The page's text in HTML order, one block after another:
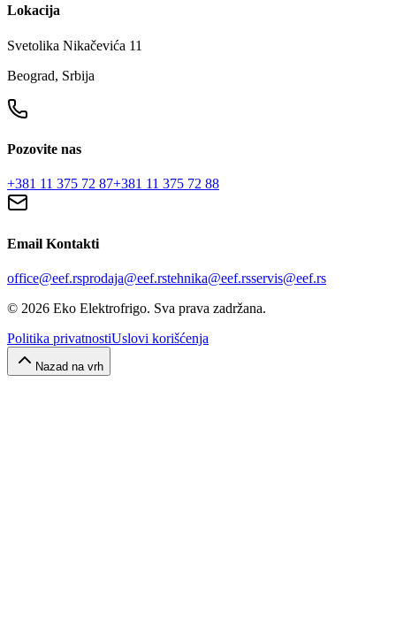
Lokacija
Svetolika Nikačevića 11
Beograd, Srbija
Pozovite nas
+381 11 375 72 87+381 11 375 72 88
Email Kontakti
office@eef.rsprodaja@eef.rstehnika@eef.rsservis@eef.rs
© 2026 Eko Elektrofrigo. Sva prava zadržana.
Politika privatnostiUslovi korišćenja
Nazad na vrh